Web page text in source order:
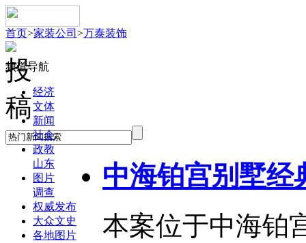
首页>家装公司 >万泰装饰
频道导航
经济
文体
新闻
社会
政教
山东
图片
调查
权威发布
大众文史
各地图片
中海铂宫别墅经
本案位于中海铂